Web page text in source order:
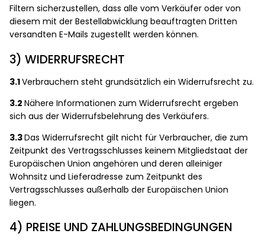
Filtern sicherzustellen, dass alle vom Verkäufer oder von
diesem mit der Bestellabwicklung beauftragten Dritten
versandten E-Mails zugestellt werden können.
3) WIDERRUFSRECHT
3.1Verbrauchern steht grundsätzlich ein Widerrufsrecht zu.
3.2 Nähere Informationen zum Widerrufsrecht ergeben
sich aus der Widerrufsbelehrung des Verkäufers.
3.3Das Widerrufsrecht gilt nicht für Verbraucher, die zum
Zeitpunkt des Vertragsschlusses keinem Mitgliedstaat der
Europäischen Union angehören und deren alleiniger
Wohnsitz und Lieferadresse zum Zeitpunkt des
Vertragsschlusses außerhalb der Europäischen Union
liegen.
4) PREISE UND ZAHLUNGSBEDINGUNGEN